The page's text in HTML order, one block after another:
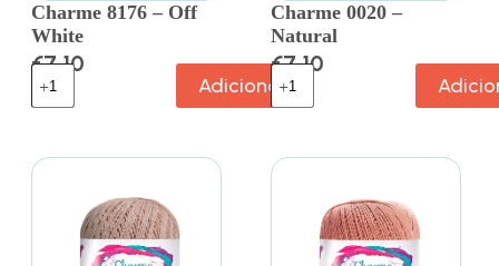
Charme 8176 – Off
White
€7.10
Adicionar
Charme 0020 –
Natural
€7.10